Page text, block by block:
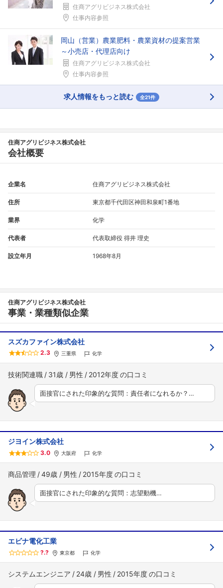
住商アグリビジネス株式会社
仕事内容参照
岡山（営業）農業肥料・農業資材の提案営業
～小売店・代理店向け
住商アグリビジネス株式会社
仕事内容参照
求人情報をもっと読む 全21件
住商アグリビジネス株式会社
会社概要
企業名 住商アグリビジネス株式会社
住所 東京都千代田区神田和泉町1番地
業界 化学
代表者 代表取締役 得井 理史
設立年月 1968年8月
住商アグリビジネス株式会社
事業・業種類似企業
スズカファイン株式会社
2.3 三重県 化学
技術関連職 31歳 男性 2012年度
面接官にされた印象的な質問：責任者になれるか？…
ジヨイン株式会社
3.0 大阪府 化学
商品管理 49歳 男性 2015年度
面接官にされた印象的な質問：志望動機…
エビナ電化工業
?.? 東京都 化学
システムエンジニア 24歳 男性 2015年度